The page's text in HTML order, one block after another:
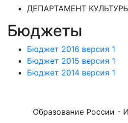
ДЕПАРТАМЕНТ
Бюджеты
Бюджет 2016 версия 1
Бюджет 2015 версия 1
Бюджет 2014 версия 1
Образование России -